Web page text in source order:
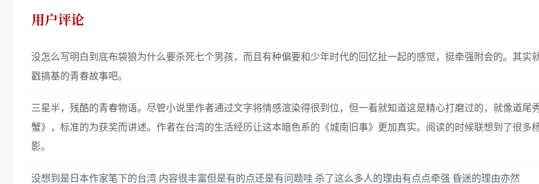
用户评论
没怎么写明白到底布袋狼为什么要杀死七个男孩，而且有种偏要和少年时代的回忆扯一起的感觉，挺牵强附会的。其实
戳搞基的青春故事吧。
三星半，残酷的青春物语。尽管小说里作者通过文字将情感渲染得很到位，但一看就知道这是精心打磨过的，就像道尾
蟹》，标准的为获奖而讲述。作者在台湾的生活经历让这本暗色系的《城南旧事》更加真实。阅读的时候联想到了很多
影。
没想到是日本作家笔下的台湾 内容很丰富但是有的点还是有问题哇 杀了这么多人的理由有点点牵强 昏迷的理由亦然